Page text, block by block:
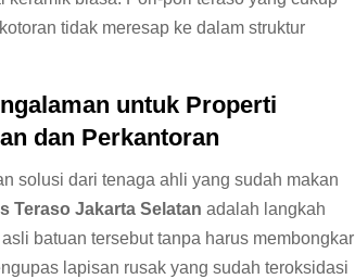
tidak meresap ke dalam struktur
untuk Properti
dan Perkantoran
solusi dari tenaga ahli yang sudah makan
Teraso Jakarta Selatan adalah langkah
batuan tersebut tanpa harus membongkar
lapisan rusak yang sudah teroksidasi